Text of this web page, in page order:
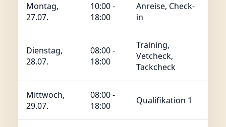
Montag,
27.07.
10:00 -
18:00
Anreise, Check-
in
Dienstag,
28.07.
08:00 -
18:00
Training,
Vetcheck,
Tackcheck
Mittwoch,
29.07.
08:00 -
18:00
Qualifikation 1